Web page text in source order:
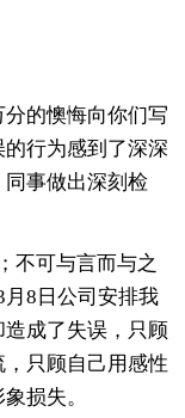
的懊悔向你们写
行为感到了深深
事做出深刻检
不可与言而与之
8日公司安排我
成了失误，只顾
只顾自己用感性
损失。